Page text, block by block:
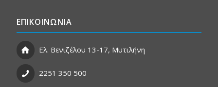
ΕΠΙΚΟΙΝΩΝΙΑ
Ελ. Βενιζέλου 13-17, Μυτιλήνη
2251 350 500